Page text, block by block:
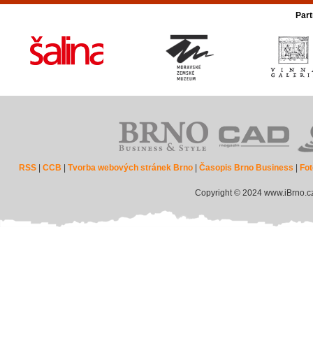
RSS |CCB |Tvorba webových stránek Brno |Časopis Brno Business
Copyright © 2024